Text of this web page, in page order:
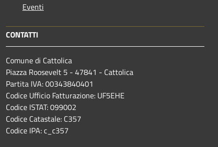
Eventi
CONTATTI
Comune di Cattolica
Piazza Roosevelt 5 - 47841 - Cattolica
Partita IVA: 00343840401
Codice Ufficio Fatturazione: UF5EHE
Codice ISTAT: 099002
Codice Catastale: C357
Codice IPA: c_c357